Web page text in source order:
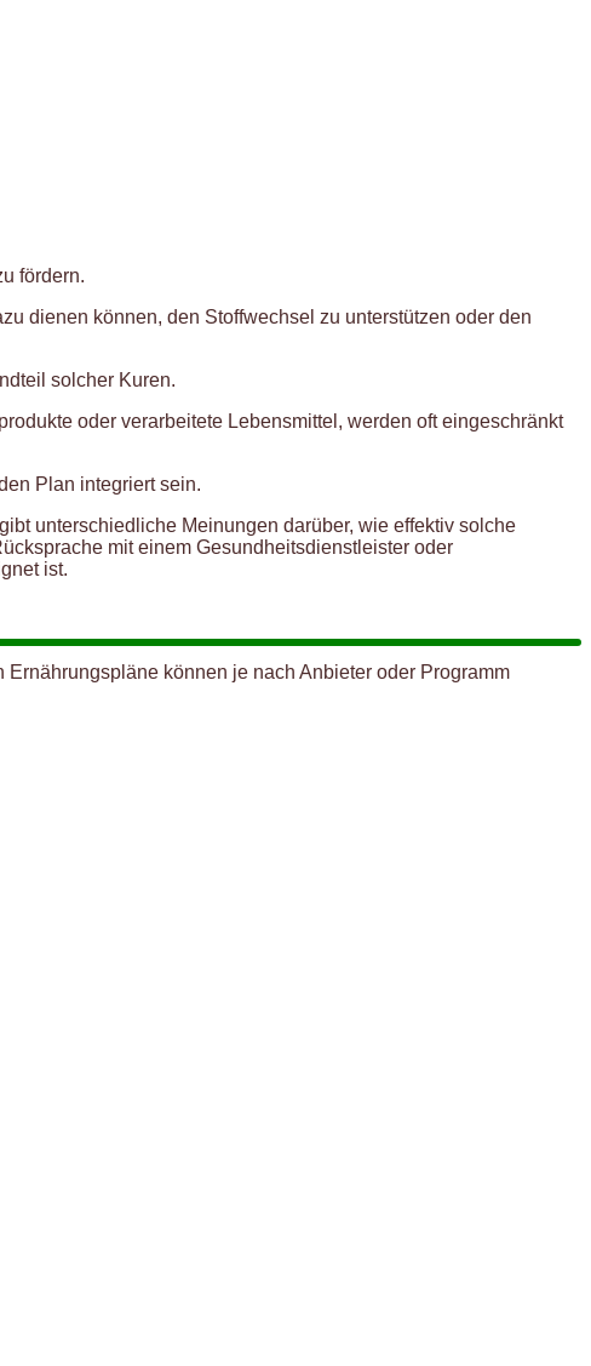
fördern.
dienen können, den Stoffwechsel zu unterstützen oder den
solcher Kuren.
oder verarbeitete Lebensmittel, werden oft eingeschränkt
Plan integriert sein.
unterschiedliche Meinungen darüber, wie effektiv solche
mit einem Gesundheitsdienstleister oder
ist.
können je nach Anbieter oder Programm